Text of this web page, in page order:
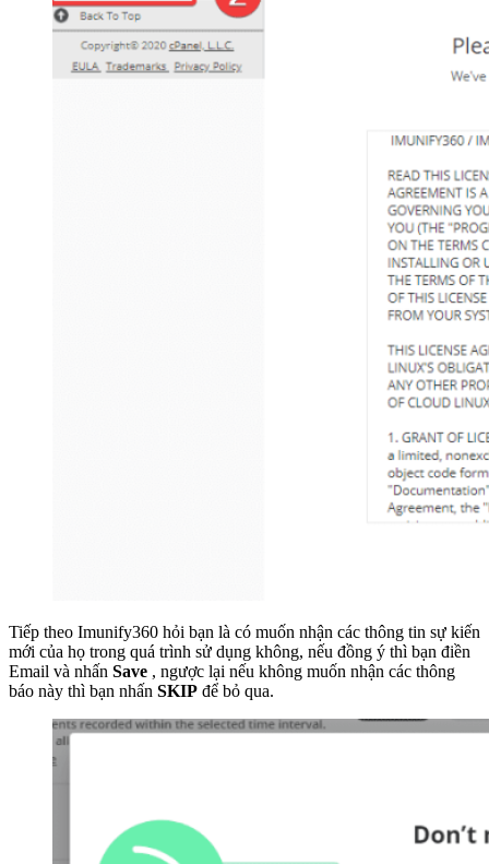
Tiếp theo Imunify360 hỏi bạn là có muốn nhận các thông tin sự kiến
mới của họ trong quá trình sử dụng không, nếu đồng ý thì bạn điền
Email và nhấn Save , ngược lại nếu không muốn nhận các thông
báo này thì bạn nhấn SKIP để bỏ qua.